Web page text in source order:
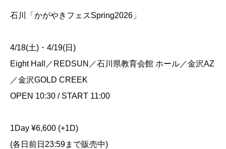
石川「かがやきフェスSpring2026」
4/18(土)・4/19(日)
Eight Hall／REDSUN／石川県教育会館 ホール／金沢AZ
／金沢GOLD CREEK
OPEN 10:30 / START 11:00
1Day ¥6,600 (+1D)
(各日前日23:59まで販売中)